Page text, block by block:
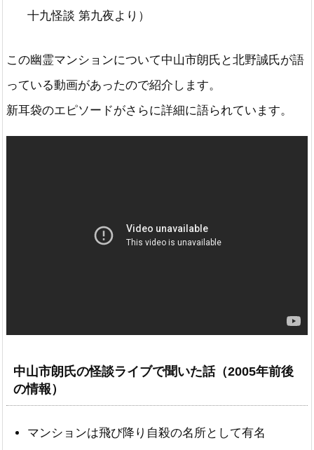
十九怪談 第九夜より）
この幽霊マンションについて中山市朗氏と北野誠氏が語
っている動画があったので紹介します。
新耳袋のエピソードがさらに詳細に語られています。
中山市朗氏の怪談ライブで聞いた話（2005年前後
の情報）
マンションは飛び降り自殺の名所として有名